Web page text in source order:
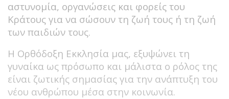
αστυνομία, οργανώσεις και φορείς του
Κράτους για να σώσουν τη ζωή τους ή τη ζωή
των παιδιών τους.
Η Ορθόδοξη Εκκλησία μας, εξυψώνει τη
γυναίκα ως πρόσωπο και μάλιστα ο ρόλος της
είναι ζωτικής σημασίας για την ανάπτυξη του
νέου ανθρώπου μέσα στην κοινωνία.